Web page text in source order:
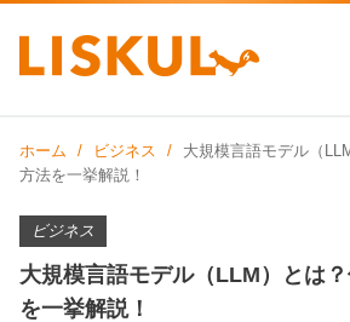
ホーム ビジネス
大規模言語モデル（
方法を一挙解説！
ビジネス
大規模言語モデル（LLM）とは
を一挙解説！